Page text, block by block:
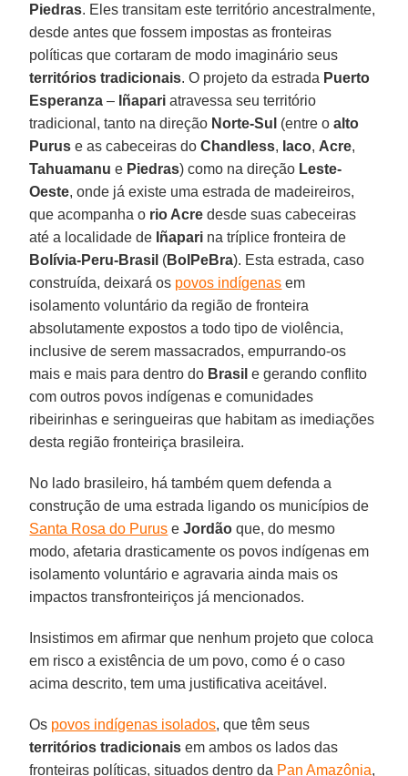
Piedras. Eles transitam este território ancestralmente,
desde antes que fossem impostas as fronteiras
políticas que cortaram de modo imaginário seus
territórios tradicionais. O projeto da estrada Puerto
Esperanza – Iñapari atravessa seu território
tradicional, tanto na direção Norte-Sul (entre oalto
Purus e as cabeceiras doChandless, Iaco, Acre,
Tahuamanu e Piedras) como na direção Leste-
Oeste, onde já existe uma estrada de madeireiros,
que acompanha o rio Acre desde suas cabeceiras
até a localidade de Iñapari na tríplice fronteira de
Bolívia-Peru-Brasil (BolPeBra). Esta estrada, caso
construída, deixará os povos indígenas em
isolamento voluntário da região de fronteira
absolutamente expostos a todo tipo de violência,
inclusive de serem massacrados, empurrando-os
mais e mais para dentro do Brasil e gerando conflito
com outros povos indígenas e comunidades
ribeirinhas e seringueiras que habitam as imediações
desta região fronteiriça brasileira.
No lado brasileiro, há também quem defenda a
construção de uma estrada ligando os municípios de
Santa Rosa do Purus eJordão que, do mesmo
modo, afetaria drasticamente os povos indígenas em
isolamento voluntário e agravaria ainda mais os
impactos transfronteiriços já mencionados.
Insistimos em afirmar que nenhum projeto que coloca
em risco a existência de um povo, como é o caso
acima descrito, tem uma justificativa aceitável.
Os povos indígenas isolados, que têm seus
territórios tradicionais em ambos os lados das
fronteiras políticas, situados dentro da Pan Amazônia,